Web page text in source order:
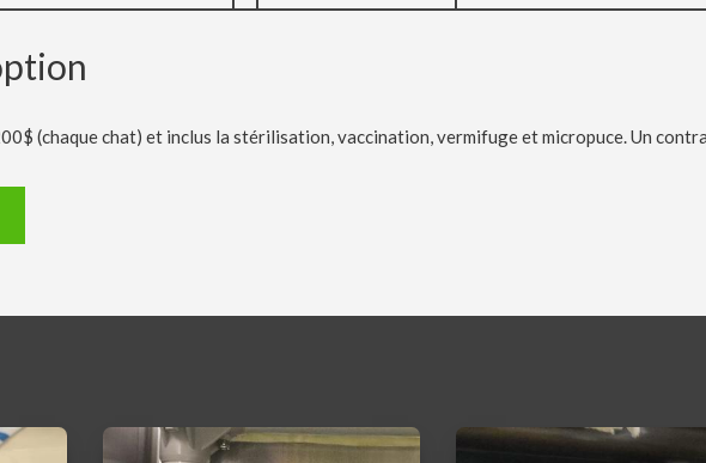
(chaque chat) et inclus la stérilisation, vaccination, vermifuge et micropuce. Un